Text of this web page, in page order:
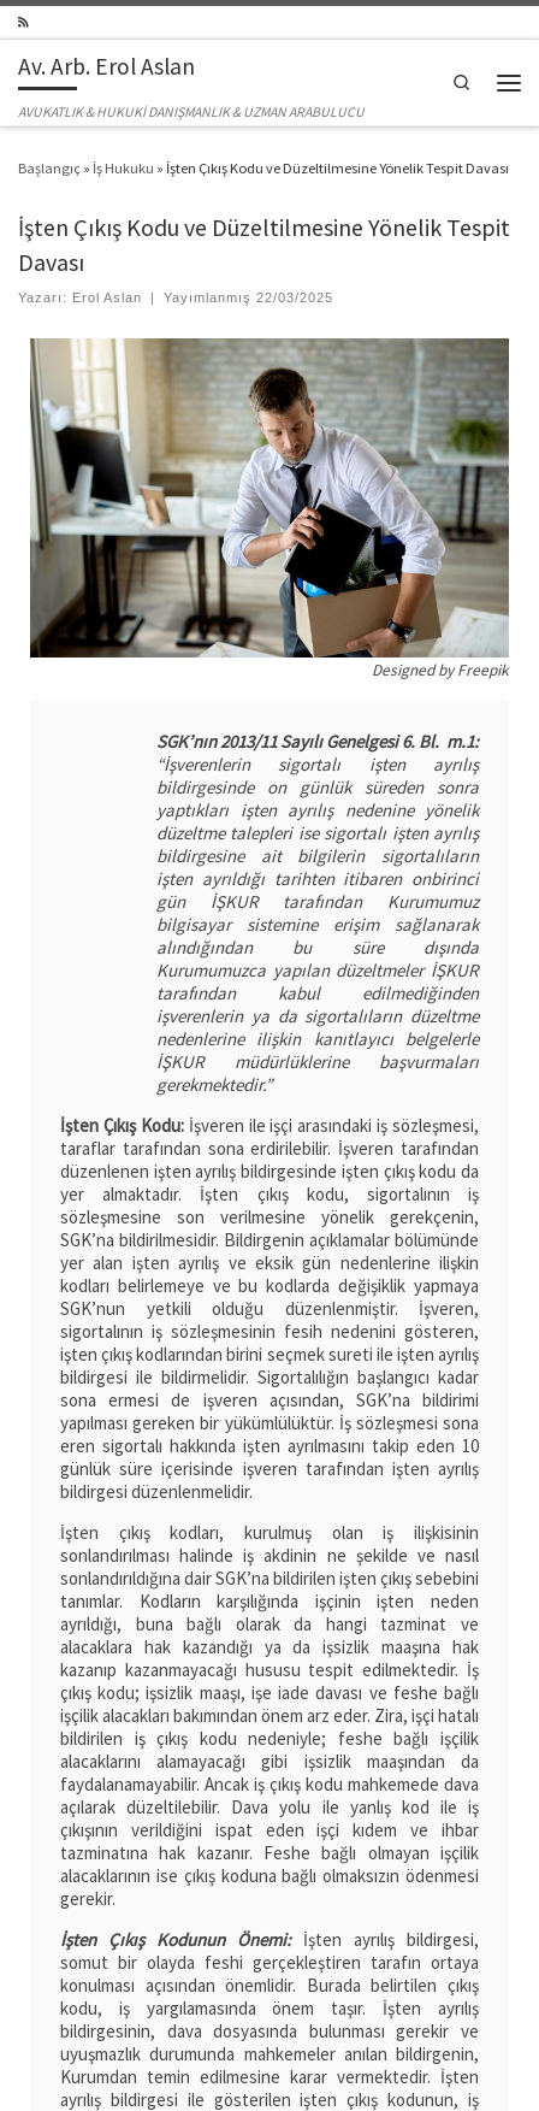
Av. Arb. Erol Aslan
AVUKATLIK & HUKUKİ DANIŞMANLIK & UZMAN ARABULUCU
Search
Başlangıç » İş Hukuku » İşten Çıkış Kodu ve Düzeltilmesine Yönelik Tespit Davası
İşten Çıkış Kodu ve Düzeltilmesine Yönelik Tespit
Davası
Yazarı: Erol Aslan | Yayımlanmış 22/03/2025
Designed by Freepik
SGK’nın 2013/11 Sayılı Genelgesi6. Bl. m.1:
“İşverenlerin sigortalı işten ayrılış
bildirgesinde on günlük süreden sonra
yaptıkları işten ayrılış nedenine yönelik
düzeltme talepleri ise sigortalı işten ayrılış
bildirgesine ait bilgilerin sigortalıların
işten ayrıldığı tarihten itibaren onbirinci
gün İŞKUR tarafından Kurumumuz
bilgisayar sistemine erişim sağlanarak
alındığından bu süre dışında
Kurumumuzca yapılan düzeltmeler İŞKUR
tarafından kabul edilmediğinden
işverenlerin ya da sigortalıların düzeltme
nedenlerine ilişkin kanıtlayıcı belgelerle
İŞKUR müdürlüklerine başvurmaları
gerekmektedir.”
İşten Çıkış Kodu:İşveren ile işçi arasındaki iş sözleşmesi,
taraflar tarafından sona erdirilebilir. İşveren tarafından
düzenlenen işten ayrılış bildirgesinde işten çıkış kodu da
yer almaktadır. İşten çıkış kodu, sigortalının iş
sözleşmesine son verilmesine yönelik gerekçenin,
SGK’na bildirilmesidir. Bildirgenin açıklamalar bölümünde
yer alan işten ayrılış ve eksik gün nedenlerine ilişkin
kodları belirlemeye ve bu kodlarda değişiklik yapmaya
SGK’nun yetkili olduğu düzenlenmiştir. İşveren,
sigortalının iş sözleşmesinin fesih nedenini gösteren,
işten çıkış kodlarından birini seçmek sureti ile işten ayrılış
bildirgesi ile bildirmelidir. Sigortalılığın başlangıcı kadar
sona ermesi de işveren açısından, SGK’na bildirimi
yapılması gereken bir yükümlülüktür. İş sözleşmesi sona
eren sigortalı hakkında işten ayrılmasını takip eden 10
günlük süre içerisinde işveren tarafından işten ayrılış
bildirgesi düzenlenmelidir.
İşten çıkış kodları, kurulmuş olan iş ilişkisinin
sonlandırılması halinde iş akdinin ne şekilde ve nasıl
sonlandırıldığına dair SGK’na bildirilen işten çıkış sebebini
tanımlar. Kodların karşılığında işçinin işten neden
ayrıldığı, buna bağlı olarak da hangi tazminat ve
alacaklara hak kazandığı ya da işsizlik maaşına hak
kazanıp kazanmayacağı hususu tespit edilmektedir. İş
çıkış kodu; işsizlik maaşı, işe iade davası ve feshe bağlı
işçilik alacakları bakımından önem arz eder. Zira, işçi hatalı
bildirilen iş çıkış kodu nedeniyle; feshe bağlı işçilik
alacaklarını alamayacağı gibi işsizlik maaşından da
faydalanamayabilir. Ancak iş çıkış kodu mahkemede dava
açılarak düzeltilebilir. Dava yolu ile yanlış kod ile iş
çıkışının verildiğini ispat eden işçi kıdem ve ihbar
tazminatına hak kazanır. Feshe bağlı olmayan işçilik
alacaklarının ise çıkış koduna bağlı olmaksızın ödenmesi
gerekir.
İşten Çıkış Kodunun Önemi:İşten ayrılış bildirgesi,
somut bir olayda feshi gerçekleştiren tarafın ortaya
konulması açısından önemlidir. Burada belirtilen çıkış
kodu, iş yargılamasında önem taşır. İşten ayrılış
bildirgesinin, dava dosyasında bulunması gerekir ve
uyuşmazlık durumunda mahkemeler anılan bildirgenin,
Kurumdan temin edilmesine karar vermektedir. İşten
ayrılış bildirgesi ile gösterilen işten çıkış kodunun, iş